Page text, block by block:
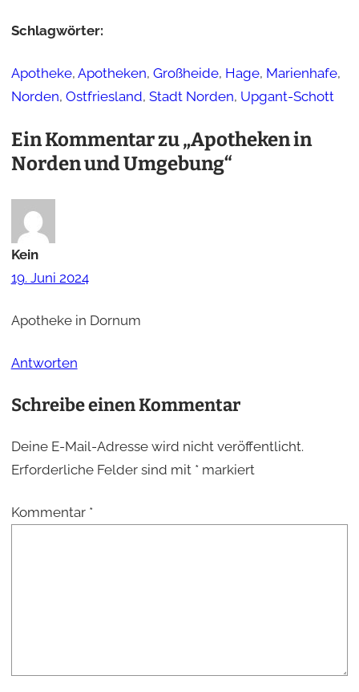
Schlagwörter:
Apotheke, Apotheken, Großheide, Hage, Marienhafe
Norden, Ostfriesland, Stadt Norden, Upgant-Schott
Ein Kommentar zu „Apotheken in
Norden und Umgebung“
Kein
19. Juni 2024
Apotheke in Dornum
Antworten
Schreibe einen Kommentar
Deine E-Mail-Adresse wird nicht veröffentlicht.
Erforderliche Felder sind mit *markiert
Kommentar *